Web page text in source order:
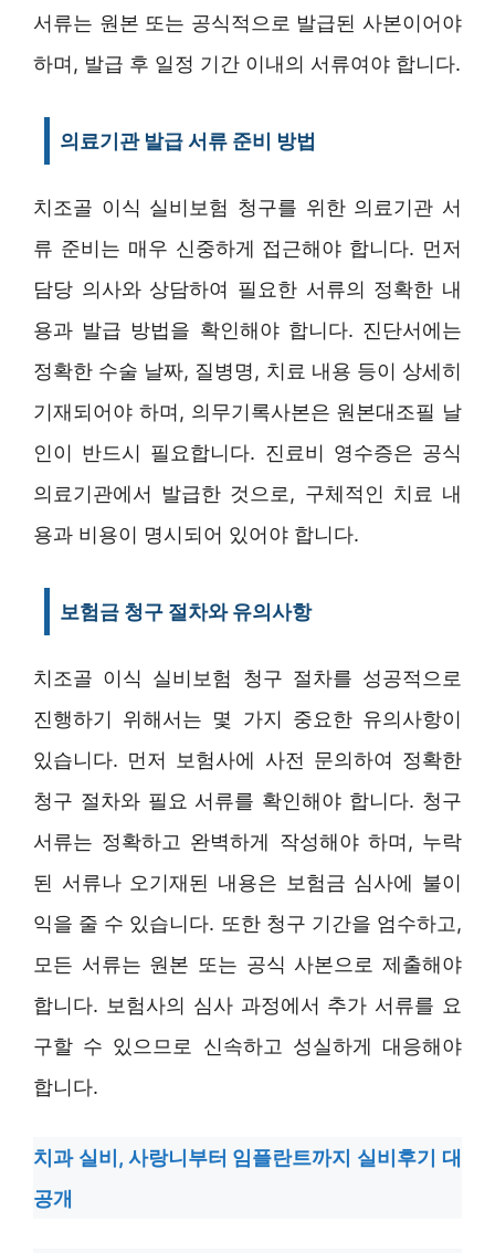
서류는 원본 또는 공식적으로 발급된 사본이어야
하며, 발급 후 일정 기간 이내의 서류여야 합니다.
의료기관 발급 서류 준비 방법
치조골 이식 실비보험 청구를 위한 의료기관 서
류 준비는 매우 신중하게 접근해야 합니다. 먼저
담당 의사와 상담하여 필요한 서류의 정확한 내
용과 발급 방법을 확인해야 합니다. 진단서에는
정확한 수술 날짜, 질병명, 치료 내용 등이 상세히
기재되어야 하며, 의무기록사본은 원본대조필 날
인이 반드시 필요합니다. 진료비 영수증은 공식
의료기관에서 발급한 것으로, 구체적인 치료 내
용과 비용이 명시되어 있어야 합니다.
보험금 청구 절차와 유의사항
치조골 이식 실비보험 청구 절차를 성공적으로
진행하기 위해서는 몇 가지 중요한 유의사항이
있습니다. 먼저 보험사에 사전 문의하여 정확한
청구 절차와 필요 서류를 확인해야 합니다. 청구
서류는 정확하고 완벽하게 작성해야 하며, 누락
된 서류나 오기재된 내용은 보험금 심사에 불이
익을 줄 수 있습니다. 또한 청구 기간을 엄수하고,
모든 서류는 원본 또는 공식 사본으로 제출해야
합니다. 보험사의 심사 과정에서 추가 서류를 요
구할 수 있으므로 신속하고 성실하게 대응해야
합니다.
치과 실비, 사랑니부터 임플란트까지 실비후기 대
공개